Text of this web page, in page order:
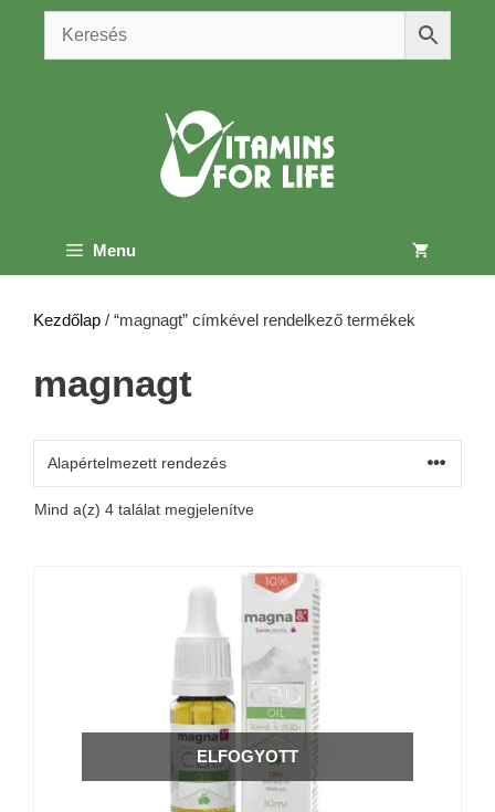
Kilépés
tartalomba
Menu
Kezdőlap / “magnagt” címkével rendelkező termékek
magnagt
Mind a(z) 4 találat megjelenítve
ELFOGYOTT